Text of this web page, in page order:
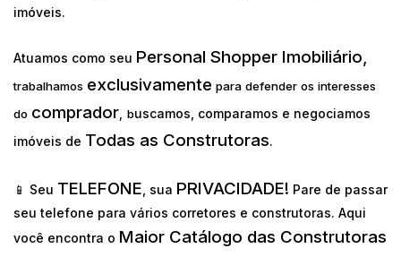
imóveis.
Atuamos como seu Personal Shopper Imobiliário,
trabalhamos exclusivamente para defender os interesses
do comprador, buscamos, comparamos e negociamos
imóveis de Todas as Construtoras.
📱 Seu TELEFONE , sua PRIVACIDADE! Pare de passar
seu telefone para vários corretores e construtoras. Aqui
você encontra o Maior Catálogo das Construtoras